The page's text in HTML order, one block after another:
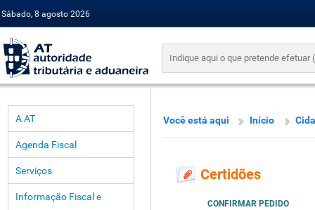
Sábado, 8 agosto 2026
A AT
Agenda Fiscal
Serviços
Informação Fiscal e
Você está aqui Início
Certidões
CONFIRMAR PEDIDO